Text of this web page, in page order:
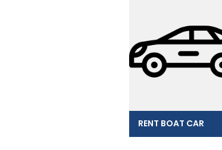
RENT BOAT CAR